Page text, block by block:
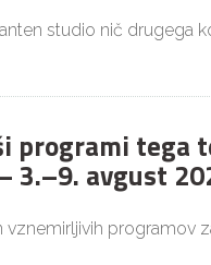
studio nič drugega
programi tega
3.–9. avgust
vznemirljivih programov